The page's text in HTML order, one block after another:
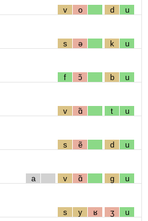
v o d u
s ə k u
f ɔ̃ b u
v ɑ̃ t u
s ẽ d u
a v ɑ̃ g u
s y ʁ ʒ u